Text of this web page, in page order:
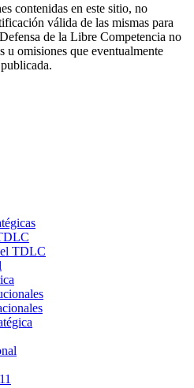
contenidas en este sitio, no
válida de las mismas para
de la Libre Competencia no
u omisiones que eventualmente
TDLC